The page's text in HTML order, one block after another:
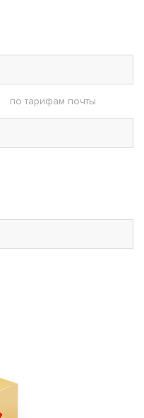
по тарифам почты